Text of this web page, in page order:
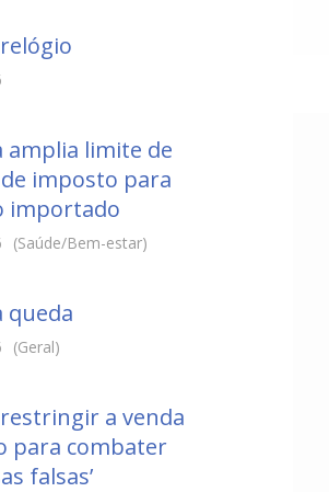
amplia limite de
imposto para
importado
(Saúde/Bem-estar)
queda
(Geral)
a venda
para combater
falsas’